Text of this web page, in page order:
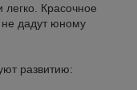
Красочное
дадут юному
развитию: